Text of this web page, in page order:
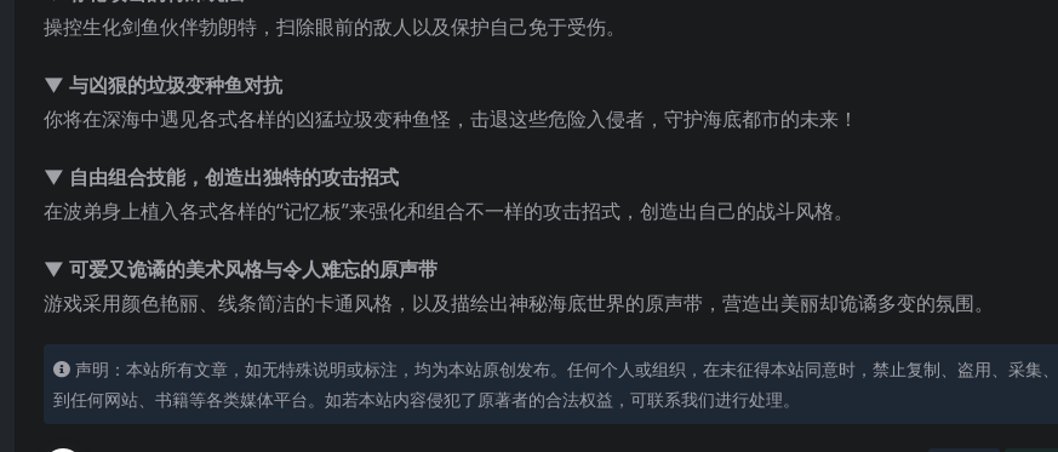
操控生化剑鱼伙伴勃朗特，扫除眼前的敌人以及保护自己免于受伤。
▼ 与凶狠的垃圾变种鱼对抗
你将在深海中遇见各式各样的凶猛垃圾变种鱼怪，击退这些危险入侵者，守护海底都市的未来！
▼ 自由组合技能，创造出独特的攻击招式
在波弟身上植入各式各样的“记忆板”来强化和组合不一样的攻击招式，创造出自己的战斗风格。
▼ 可爱又诡谲的美术风格与令人难忘的原声带
游戏采用颜色艳丽、线条简洁的卡通风格，以及描绘出神秘海底世界的原声带，营造出美丽却诡谲多变的氛围。
声明：本站所有文章，如无特殊说明或标注，均为本站原创发布。任何个人或组织，在未征得本站同意时，禁止复制、盗用、采集
到任何网站、书籍等各类媒体平台。如若本站内容侵犯了原著者的合法权益，可联系我们进行处理。